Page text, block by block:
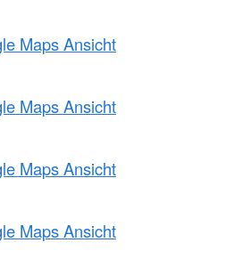
Maps Ansicht
Maps Ansicht
Maps Ansicht
Maps Ansicht